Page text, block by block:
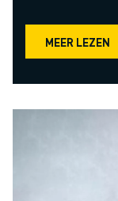
MEER LEZEN